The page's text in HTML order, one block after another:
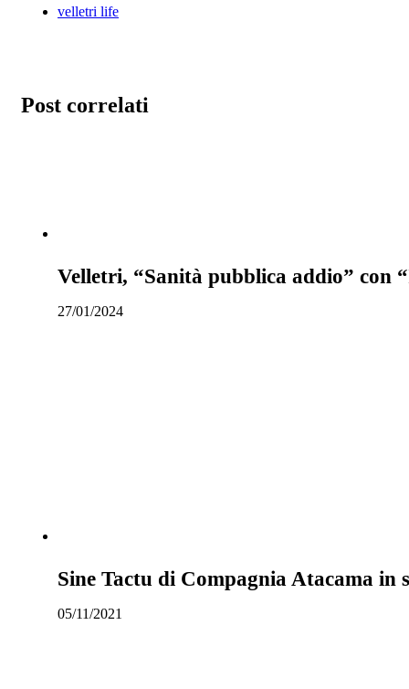
velletri life
Post correlati
Velletri, “Sanità pubblica addio” con
27/01/2024
Sine Tactu di Compagnia Atacama in
05/11/2021